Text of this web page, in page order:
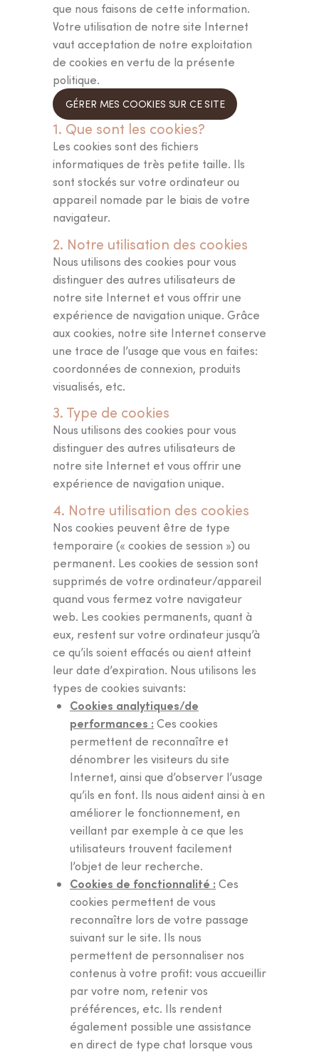
que nous faisons de cette information.
Votre utilisation de notre site Internet
vaut acceptation de notre exploitation
de cookies en vertu de la présente
politique.
GÉRER MES COOKIES SUR CE SITE
1. Que sont les cookies?
Les cookies sont des fichiers
informatiques de très petite taille. Ils
sont stockés sur votre ordinateur ou
appareil nomade par le biais de votre
navigateur.
2. Notre utilisation des cookies
Nous utilisons des cookies pour vous
distinguer des autres utilisateurs de
notre site Internet et vous offrir une
expérience de navigation unique. Grâce
aux cookies, notre site Internet conserve
une trace de l’usage que vous en faites:
coordonnées de connexion, produits
visualisés, etc.
3. Type de cookies
Nous utilisons des cookies pour vous
distinguer des autres utilisateurs de
notre site Internet et vous offrir une
expérience de navigation unique.
4. Notre utilisation des cookies
Nos cookies peuvent être de type
temporaire (« cookies de session ») ou
permanent. Les cookies de session sont
supprimés de votre ordinateur/appareil
quand vous fermez votre navigateur
web. Les cookies permanents, quant à
eux, restent sur votre ordinateur jusqu’à
ce qu’ils soient effacés ou aient atteint
leur date d’expiration. Nous utilisons les
types de cookies suivants:
Cookies analytiques/de
performances : Ces cookies
permettent de reconnaître et
dénombrer les visiteurs du site
Internet, ainsi que d’observer l’usage
qu’ils en font. Ils nous aident ainsi à en
améliorer le fonctionnement, en
veillant par exemple à ce que les
utilisateurs trouvent facilement
l’objet de leur recherche.
Cookies de fonctionnalité : Ces
cookies permettent de vous
reconnaître lors de votre passage
suivant sur le site. Ils nous
permettent de personnaliser nos
contenus à votre profit: vous accueillir
par votre nom, retenir vos
préférences, etc. Ils rendent
également possible une assistance
en direct de type chat lorsque vous